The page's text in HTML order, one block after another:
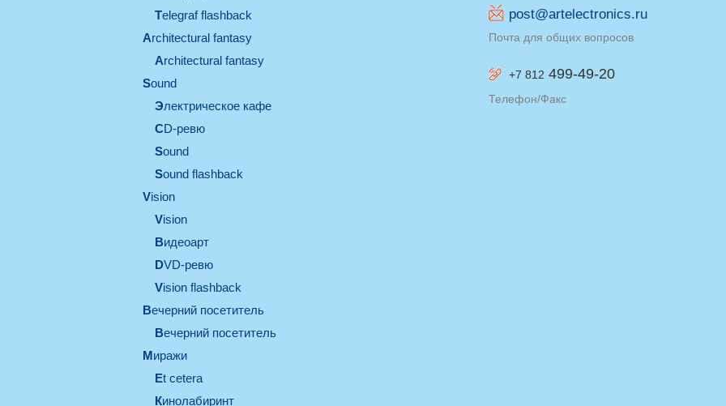
Telegraf flashback
architectural fantasy
architectural fantasy
sound
электрическое кафе
CD-ревю
sound
Sound flashback
vision
vision
видеоарт
DVD-ревю
Vision flashback
вечерний посетитель
вечерний посетитель
миражи
et cetera
кинолабиринт
post@artelectronics.ru
Почта для общих вопросов
+7 812 499-49-20
Телефон/Факс